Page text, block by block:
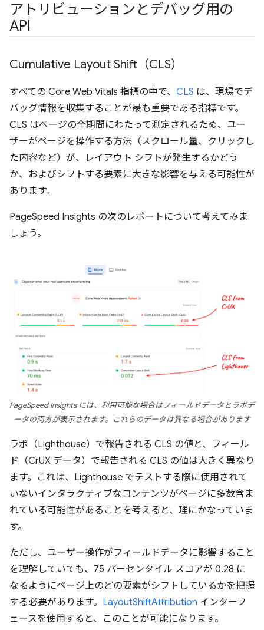
アトリビューションとデバッグ用の
API
Cumulative Layout Shift（CLS）
すべての Core Web Vitals 指標の中で、 CLS は、現場でデ
バッグ情報を収集することが最も重要である指標です。
CLS はページの全期間にわたって測定されるため、ユー
ザーがページを操作する方法（スクロール量、クリックし
た内容など）が、レイアウト シフトが発生するかどう
か、およびシフトする要素に大きな影響を与える可能性が
あります。
PageSpeed Insights の次のレポートについて考えてみま
しょう。
PageSpeed Insights には、利用可能な場合はフィールドデータとラボデ
ータの両方が表示されます。これらのデータは異なる場合があります
ラボ（Lighthouse）で報告される CLS の値と、フィール
ド（CrUX データ）で報告される CLS の値は大きく異なり
ます。これは、Lighthouse でテストする際に使用されて
いないインタラクティブなコンテンツがページに多数含ま
れている可能性があることを考えると、理にかなっていま
す。
ただし、ユーザー操作がフィールドデータに影響すること
を理解していても、75 パーセンタイル スコアが 0.28 に
なるようにページ上のどの要素がシフトしているかを把握
する必要があります。 LayoutShiftAttribution インターフ
ェースを使用すると、このことが可能になります。